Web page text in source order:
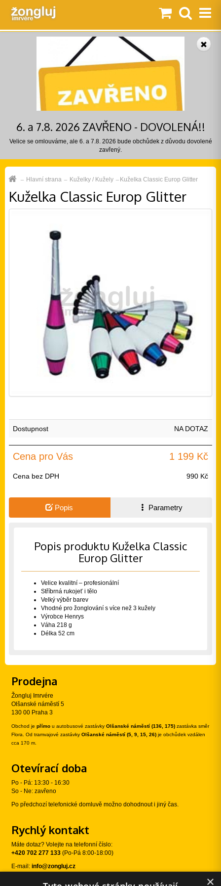
6. a 7.8. 2026 ZAVŘENO - DOVOLENÁ!!
Velice se omlouváme, ale 6. a 7.8. 2026 bude obchůdek z důvodu dovolené
zavřený.
Hlavní strana Kuželky / Kužely Kuželka Classic Europ Glitter
Kuželka Classic Europ Glitter
Dostupnost NA DOTAZ
Cena pro Vás 1 199 Kč
Cena bez DPH 990 Kč
Popis Parametry
Popis produktu Kuželka Classic
Europ Glitter
Velice kvalitní – profesionální
Stříbrná rukojeť i tělo
Velký výběr barev
Vhodné pro žonglování s více než 3 kužely
Výrobce Henrys
Váha 218 g
Délka 52 cm
Prodejna
Žongluj Imrvére
Olšanské náměstí 5
130 00 Praha 3
Obchod je přímo u autobusové zastávky Olšanské náměstí (136, 175) zastávka směr
Flora. Od tramvajové zastávky Olšanské náměstí (5, 9, 15, 26) je obchůdek vzdálen
cca 170 m.
Otevírací doba
Po - Pá: 13:30 - 16:30
So - Ne: zavřeno
Po předchozí telefonické domluvě možno dohodnout i jiný čas.
Rychlý kontakt
Máte dotaz? Volejte na telefonní číslo:
+420 702 277 133 (Po-Pá 8:00-18:00)
E-mail: info@zongluj.cz
×